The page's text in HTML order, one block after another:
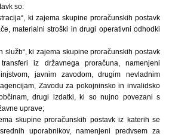
so:
ki zajema skupine proračunskih postavk
materialni stroški in drugi operativni odhodki
služb“, ki zajema skupine proračunskih postavk
iz državnega proračuna, namenjeni
javnim zavodom, drugim nevladnim
Zavodu za pokojninsko in invalidsko
drugi izdatki, ki so nujno povezani s
uprave;
skupine proračunskih postavk iz katerih se
uporabnikov, namenjeni predvsem za